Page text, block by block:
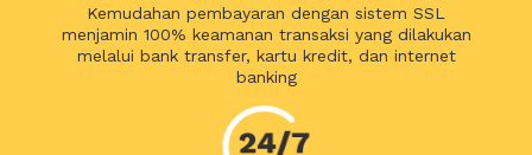
Kemudahan pembayaran dengan sistem SSL
menjamin 100% keamanan transaksi yang dilakukan
melalui bank transfer, kartu kredit, dan internet
banking